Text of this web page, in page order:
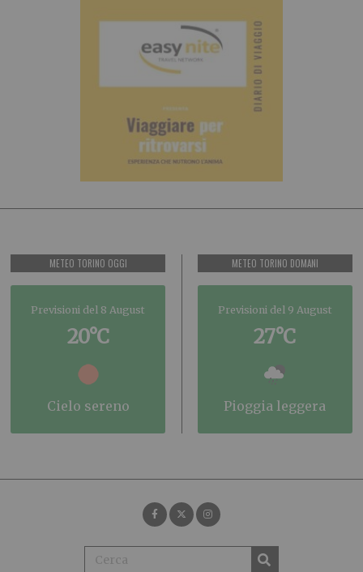
METEO TORINO OGGI
Previsioni del 8 August
20°C
cielo sereno
METEO TORINO DOMANI
Previsioni del 9 August
27°C
pioggia leggera